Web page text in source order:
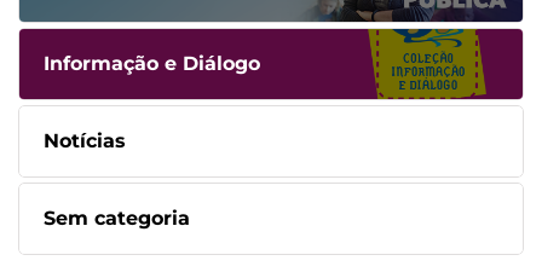
Informação e Diálogo
Notícias
Sem categoria